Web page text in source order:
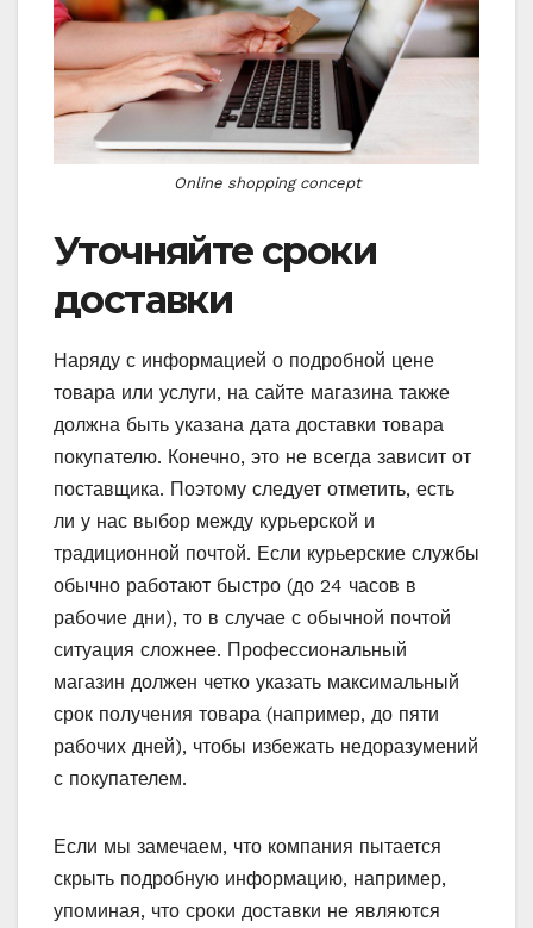
Online shopping concept
Уточняйте сроки
доставки
Наряду с информацией о подробной цене
товара или услуги, на сайте магазина также
должна быть указана дата доставки товара
покупателю. Конечно, это не всегда зависит от
поставщика. Поэтому следует отметить, есть
ли у нас выбор между курьерской и
традиционной почтой. Если курьерские службы
обычно работают быстро (до 24 часов в
рабочие дни), то в случае с обычной почтой
ситуация сложнее. Профессиональный
магазин должен четко указать максимальный
срок получения товара (например, до пяти
рабочих дней), чтобы избежать недоразумений
с покупателем.
Если мы замечаем, что компания пытается
скрыть подробную информацию, например,
упоминая, что сроки доставки не являются